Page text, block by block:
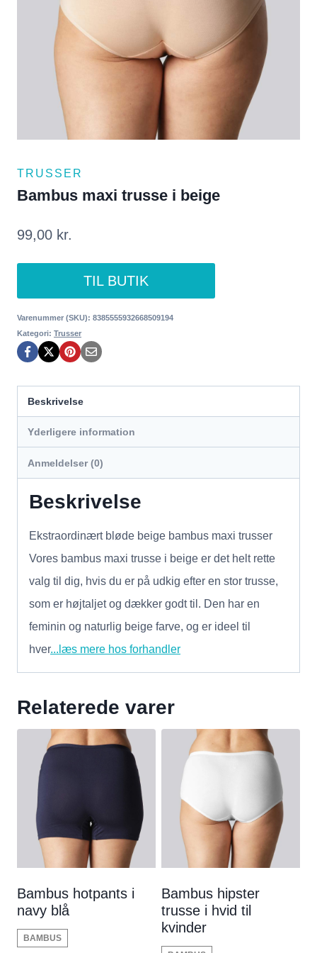
TRUSSER
Bambus maxi trusse i beige
99,00 kr.
TIL BUTIK
Varenummer (SKU): 8385555932668509194
Kategori: Trusser
Beskrivelse
Yderligere information
Anmeldelser (0)
Beskrivelse
Ekstraordinært bløde beige bambus maxi trusser
Vores bambus maxi trusse i beige er det helt rette
valg til dig, hvis du er på udkig efter en stor trusse,
som er højtaljet og dækker godt til. Den har en
feminin og naturlig beige farve, og er ideel til
hver...læs mere hos forhandler
Relaterede varer
Bambus hotpants i
navy blå
BAMBUS
Bambus hipster
trusse i hvid til
kvinder